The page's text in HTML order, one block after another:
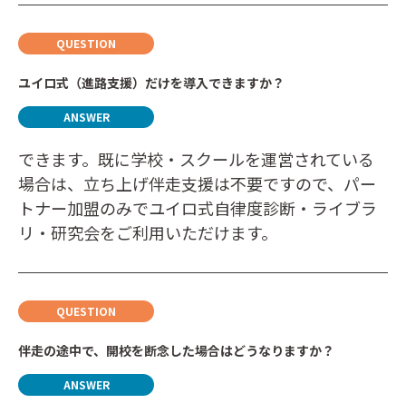
ユイロ式（進路支援）だけを導入できますか？
できます。既に学校・スクールを運営されている
場合は、立ち上げ伴走支援は不要ですので、パー
トナー加盟のみでユイロ式自律度診断・ライブラ
リ・研究会をご利用いただけます。
伴走の途中で、開校を断念した場合はどうなりますか？